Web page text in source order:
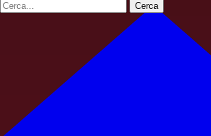
Cerca